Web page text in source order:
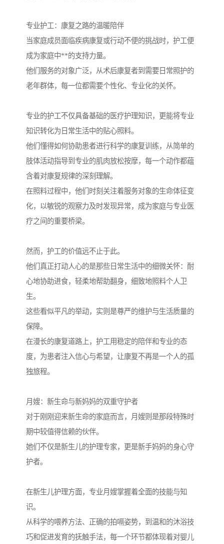
专业护工：康复之路的温暖陪伴
当家庭成员面临疾病康复或行动不便的挑战时，护工便
成为家庭中**的支持力量。
他们服务的对象广泛，从术后康复者到需要日常照护的
老年群体，每一位都需要个性化、专业化的关怀。
专业的护工不仅具备基础的医疗护理知识，更能将专业
知识转化为日常生活中的贴心照料。
他们懂得如何协助患者进行科学的康复训练，从简单的
肢体活动指导到专业的肌肉放松按摩，每一个动作都蕴
含着对康复规律的深刻理解。
在照料过程中，他们时刻关注着服务对象的生命体征变
化，以敏锐的观察力及时发现异常，成为家庭与专业医
疗之间的重要桥梁。
然而，护工的价值远不止于此。
他们真正打动人心的是那些日常生活中的细微关怀：耐
心地协助进食，轻柔地帮助翻身，细致地照料个人卫
生。
这些看似平凡的举动，实则是尊严的维护与生活质量的
保障。
在漫长的康复道路上，护工用稳定的陪伴和专业的态
度，为患者注入信心与希望，让康复不再是一个人的孤
独旅程。
月嫂：新生命与新妈妈的双重守护者
对于刚刚迎来新生命的家庭而言，月嫂则是那段特殊时
期中较值得信赖的伙伴。
她们不仅是新生儿的护理专家，更是新手妈妈的身心守
护者。
在新生儿护理方面，专业月嫂掌握着全面的技能与知
识。
从科学的喂养方法、正确的拍嗝姿势，到温和的沐浴技
巧和促进发育的抚触手法，每一个环节都体现着对婴儿